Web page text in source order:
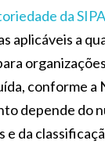
da
aplicáveis a
conforme a
depende do
e da